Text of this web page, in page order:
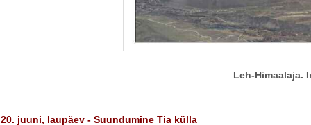
Leh-Himaalaja.
20. juuni, laupäev - Suundumine Tia külla